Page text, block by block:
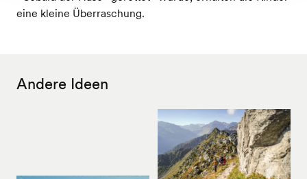
eine kleine Überraschung.
Andere Ideen